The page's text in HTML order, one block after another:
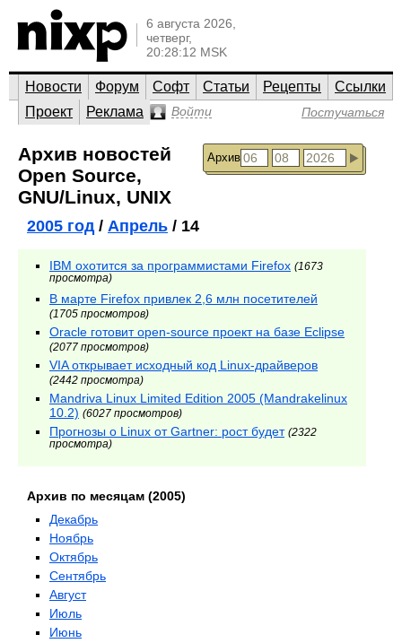
6 августа 2026,
четверг,
20:28:12 MSK
Новости Форум Софт Статьи Рецепты
Ссылки
Проект
Реклама Войти Постучаться
Архив
Архив новостей
Open Source,
GNU/Linux, UNIX
2005 год/ Апрель / 14
IBM охотится за программистами Firefox (1673
просмотра)
В марте Firefox привлек 2,6 млн посетителей
(1705 просмотров)
Oracle готовит open-source проект на базе Eclipse
(2077 просмотров)
VIA открывает исходный код Linux-драйверов
(2442 просмотра)
Mandriva Linux Limited Edition 2005 (Mandrakelinux
10.2) (6027 просмотров)
Прогнозы о Linux от Gartner: рост будет (2322
просмотра)
Архив по месяцам (2005)
Декабрь
Ноябрь
Октябрь
Сентябрь
Август
Июль
Июнь